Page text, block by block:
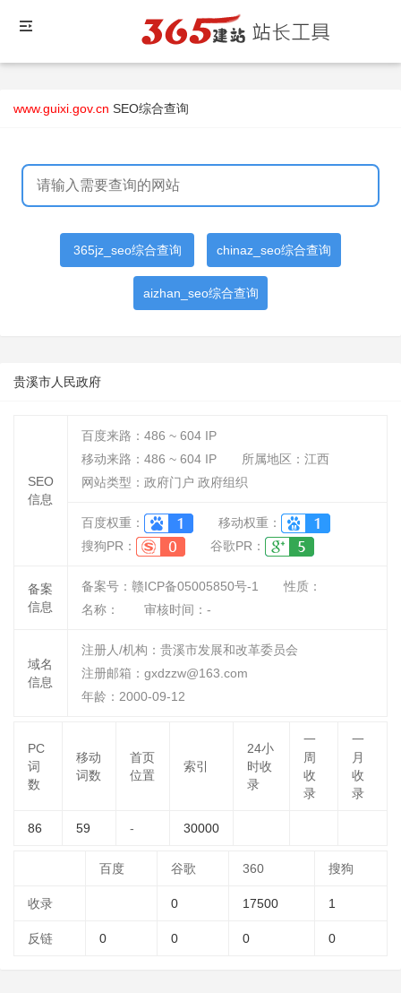
www.guixi.gov.cn SEO综合查询
365jz_seo综合查询 chinaz_seo综合查询
aizhan_seo综合查询
贵溪市人民政府
SEO
信息
百度来路： 486 ~ 604 IP
移动来路： 486 ~ 604 IP
所属地区：江西
网站类型：政府门户 政府组织
百度权重：
移动权重：
搜狗PR：
谷歌PR：
备案
信息
备案号：赣ICP备05005850号-1
性质：
名称：
审核时间： -
域名
信息
注册人/机构：贵溪市发展和改革委员会
注册邮箱：gxdzzw@163.com
年龄：2000-09-12
PC
词
数
移动
词数
首页
位置
索引
24小
时收
录
一
周
收
录
一
月
收
录
86 59 - 30000
百度 谷歌 360 搜狗
收录 0 17500 1
反链 0 0 0 0